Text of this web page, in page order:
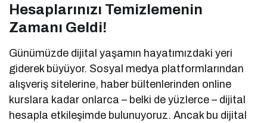
Hesaplarınızı Temizlemenin
Zamanı Geldi!
Günümüzde dijital yaşamın hayatımızdaki yeri
giderek büyüyor. Sosyal medya platformlarından
alışveriş sitelerine, haber bültenlerinden online
kurslara kadar onlarca – belki de yüzlerce – dijital
hesapla etkileşimde bulunuyoruz. Ancak bu dijital